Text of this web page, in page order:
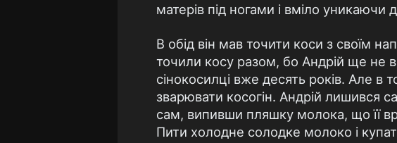
матерiв пiд ногами i вмiло уникаючи
В обiд вiн мав точити коси з своїм
точили косу разом, бо Андрiй ще не
сiнокосилцi вже десять рокiв. Але в
зварювати косогiн. Андрiй лишився
сам, випивши пляшку молока, що її
Пити холодне солодке молоко i